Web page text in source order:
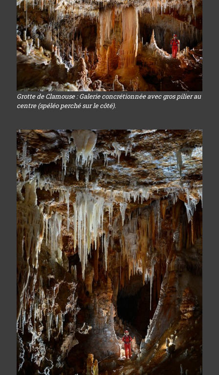
Grotte de Clamouse : Galerie concrétionnée avec gros pilier au
centre (spéléo perché sur le côté).